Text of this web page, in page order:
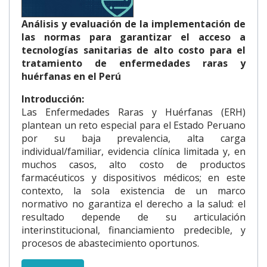
Análisis y evaluación de la implementación de
las normas para garantizar el acceso a
tecnologías sanitarias de alto costo para el
tratamiento de enfermedades raras y
huérfanas en el Perú
Introducción:
Las Enfermedades Raras y Huérfanas (ERH)
plantean un reto especial para el Estado Peruano
por su baja prevalencia, alta carga
individual/familiar, evidencia clínica limitada y, en
muchos casos, alto costo de productos
farmacéuticos y dispositivos médicos; en este
contexto, la sola existencia de un marco
normativo no garantiza el derecho a la salud: el
resultado depende de su articulación
interinstitucional, financiamiento predecible, y
procesos de abastecimiento oportunos.